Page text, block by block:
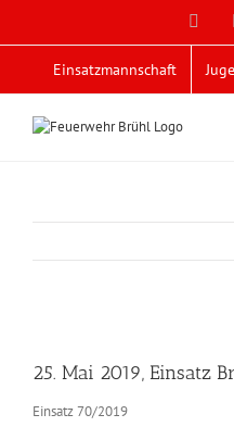
Einsatzmannschaft
Bild
25. Mai 2019, Einsatz
Einsatz 70/2019